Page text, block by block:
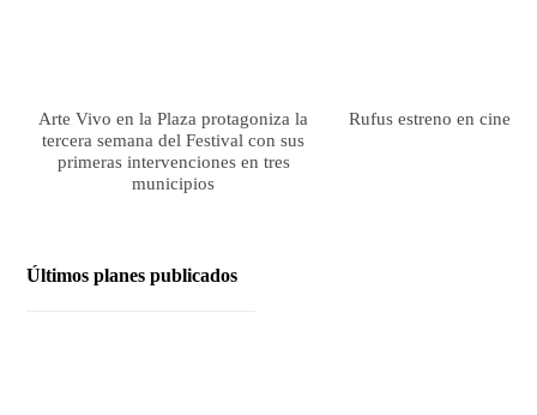
Arte Vivo en la Plaza protagoniza la
tercera semana del Festival con sus
primeras intervenciones en tres
municipios
Rufus estreno en cines
Últimos planes publicados